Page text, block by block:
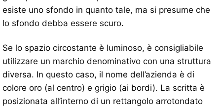
esiste uno sfondo in quanto tale, ma si presume che
lo sfondo debba essere scuro.
Se lo spazio circostante è luminoso, è consigliabile
utilizzare un marchio denominativo con una struttura
diversa. In questo caso, il nome dell’azienda è di
colore oro (al centro) e grigio (ai bordi). La scritta è
posizionata all’interno di un rettangolo arrotondato